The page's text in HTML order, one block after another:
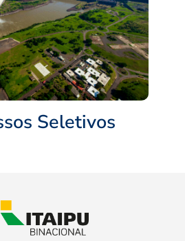
Seletivos